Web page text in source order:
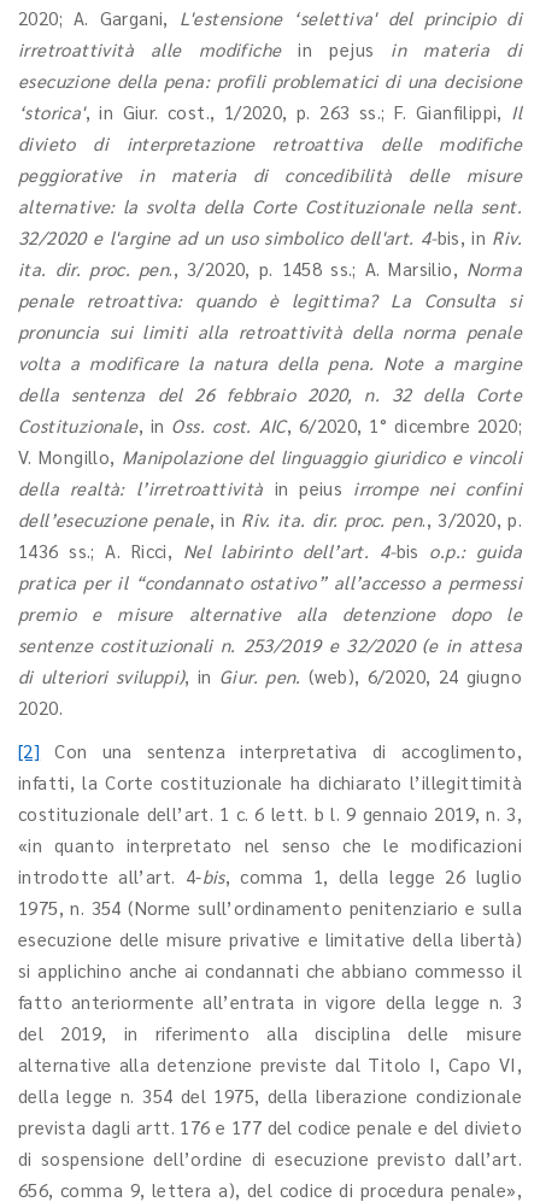
2020; A. Gargani, L'estensione ‘selettiva' del principio di
irretroattività alle modifichein pejus in materia di
esecuzione della pena: profili problematici di una decisione
‘storica', in Giur. cost., 1/2020, p. 263 ss.; F. Gianfilippi, Il
divieto di interpretazione retroattiva delle modifiche
peggiorative in materia di concedibilità delle misure
alternative: la svolta della Corte Costituzionale nella sent.
32/2020 e l'argine ad un uso simbolico dell'art. 4-bis, in Riv.
ita. dir. proc. pen., 3/2020, p. 1458 ss.; A. Marsilio, Norma
penale retroattiva: quando è legittima? La Consulta si
pronuncia sui limiti alla retroattività della norma penale
volta a modificare la natura della pena. Note a margine
della sentenza del 26 febbraio 2020, n. 32 della Corte
Costituzionale, in Oss. cost. AIC, 6/2020, 1° dicembre 2020;
V. Mongillo, Manipolazione del linguaggio giuridico e vincoli
della realtà: l’irretroattività in peius irrompe nei confini
dell’esecuzione penale, in Riv. ita. dir. proc. pen., 3/2020, p.
1436 ss.; A. Ricci, Nel labirinto dell’art. 4-bis o.p.: guida
pratica per il “condannato ostativo” all’accesso a permessi
premio e misure alternative alla detenzione dopo le
sentenze costituzionali n. 253/2019 e 32/2020 (e in attesa
di ulteriori sviluppi), in Giur. pen. (web), 6/2020, 24 giugno
2020.
[2] Con una sentenza interpretativa di accoglimento,
infatti, la Corte costituzionale ha dichiarato l’illegittimità
costituzionale dell’art. 1 c. 6 lett. b l. 9 gennaio 2019, n. 3,
«in quanto interpretato nel senso che le modificazioni
introdotte all’art. 4-bis, comma 1, della legge 26 luglio
1975, n. 354 (Norme sull’ordinamento penitenziario e sulla
esecuzione delle misure privative e limitative della libertà)
si applichino anche ai condannati che abbiano commesso il
fatto anteriormente all’entrata in vigore della legge n. 3
del 2019, in riferimento alla disciplina delle misure
alternative alla detenzione previste dal Titolo I, Capo VI,
della legge n. 354 del 1975, della liberazione condizionale
prevista dagli artt. 176 e 177 del codice penale e del divieto
di sospensione dell’ordine di esecuzione previsto dall’art.
656, comma 9, lettera a), del codice di procedura penale»,